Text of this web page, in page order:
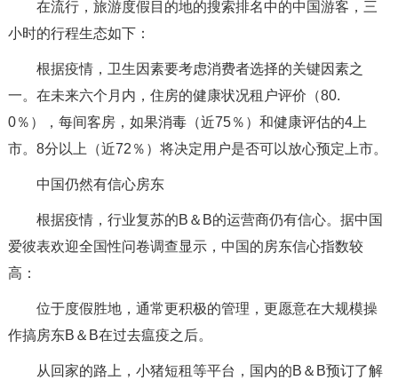
在流行，旅游度假目的地的搜索排名中的中国游客，三
小时的行程生态如下：
根据疫情，卫生因素要考虑消费者选择的关键因素之
一。在未来六个月内，住房的健康状况租户评价（80.
0％），每间客房，如果消毒（近75％）和健康评估的4上
市。8分以上（近72％）将决定用户是否可以放心预定上市。
中国仍然有信心房东
根据疫情，行业复苏的B＆B的运营商仍有信心。据中国
爱彼表欢迎全国性问卷调查显示，中国的房东信心指数较
高：
位于度假胜地，通常更积极的管理，更愿意在大规模操
作搞房东B＆B在过去瘟疫之后。
从回家的路上，小猪短租等平台，国内的B＆B预订了解